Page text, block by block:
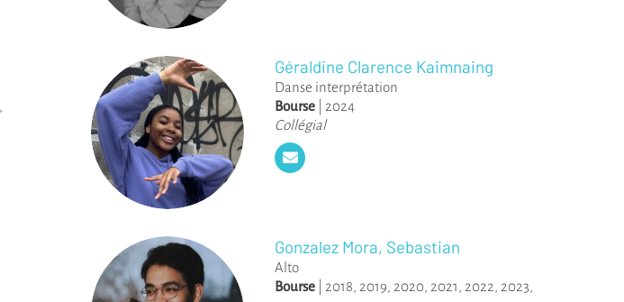
Géraldine Clarence Kaimnaing
Danse interprétation
Bourse
2024
Collégial
Gonzalez Mora, Sebastian
Alto
Bourse
2018 2019 2020 2021 2022 2023